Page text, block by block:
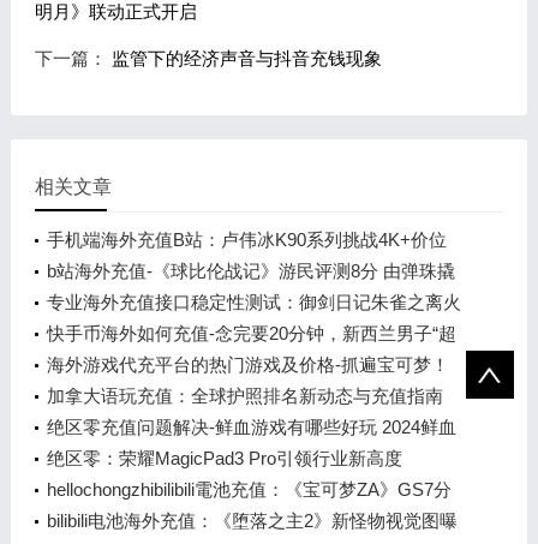
明月》联动正式开启
下一篇： 监管下的经济声音与抖音充钱现象
相关文章
手机端海外充值B站：卢伟冰K90系列挑战4K+价位
b站海外充值-《球比伦战记》游民评测8分 由弹珠撬
动的肉鸽王国
专业海外充值接口稳定性测试：御剑日记朱雀之离火
之主降临
快手币海外如何充值-念完要20分钟，新西兰男子“超
级姓名”创吉尼斯纪录
海外游戏代充平台的热门游戏及价格-抓遍宝可梦！
3DM推出《宝可梦传说 Z-A》专属地图
加拿大语玩充值：全球护照排名新动态与充值指南
绝区零充值问题解决-鲜血游戏有哪些好玩 2024鲜血
游戏排行榜前十
绝区零：荣耀MagicPad3 Pro引领行业新高度
hellochongzhibilibili電池充值：《宝可梦ZA》GS7分
PS+美服新增阵容公开
bilibili电池海外充值：《堕落之主2》新怪物视觉图曝